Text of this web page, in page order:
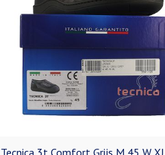
Tecnica 3t Comfort Grijs M 45 W Xl